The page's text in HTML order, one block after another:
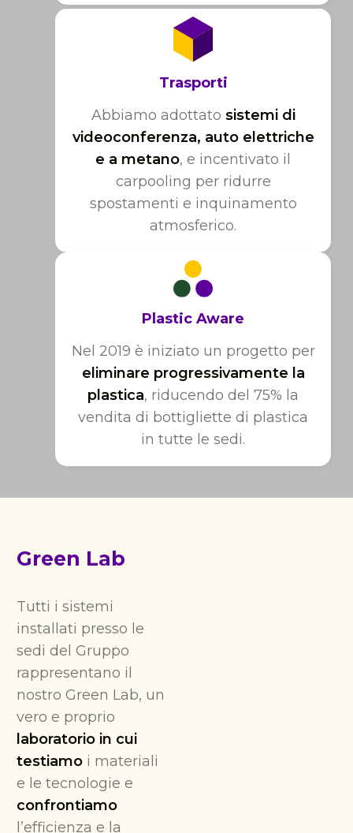
Trasporti
Abbiamo adottato sistemi di
videoconferenza, auto elettriche
e a metano, e incentivato il
carpooling per ridurre
spostamenti e inquinamento
atmosferico.
Plastic Aware
Nel 2019 è iniziato un progetto per
eliminare progressivamente la
plastica, riducendo del 75% la
vendita di bottigliette di plastica
in tutte le sedi.
Green Lab
Tutti i sistemi
installati presso le
sedi del Gruppo
rappresentano il
nostro Green Lab, un
vero e proprio
laboratorio in cui
testiamoi materiali
e le tecnologie e
confrontiamo
l’efficienza e la